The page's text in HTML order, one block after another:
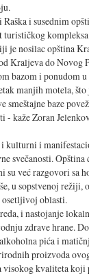
i susednim
turističkog
nosilac opština
Kraljeva do Novog
bazom i ponudom
manjih motela,
smeštajne baze
kaže Zoran
kulturni i
svečanosti.
već razgovori sa
u sopstvenoj režiji,
osetljivoj oblasti.
i nastojanje
zdrave hrane.
pića i
proizvoda
kvaliteta